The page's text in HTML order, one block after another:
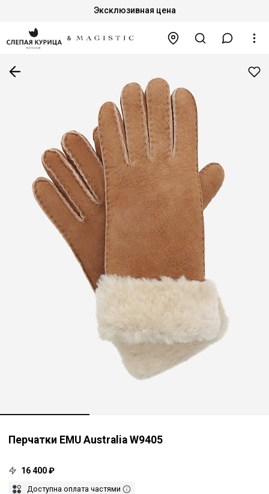
Эксклюзивная цена
Перчатки EMU Australia W9405
16 400 ₽
Доступна оплата частями